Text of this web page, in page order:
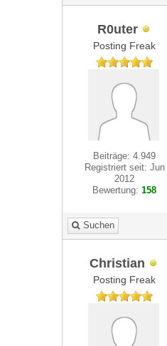
R0uter
Posting Freak
Beiträge: 4.949
Registriert seit: Jun
2012
Bewertung:158
Suchen
Christian
Posting Freak